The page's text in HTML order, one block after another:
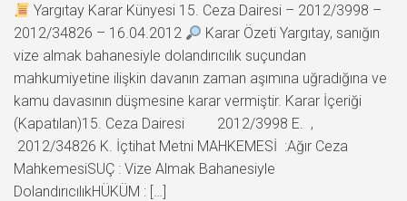
Yargıtay Karar Künyesi 15. Ceza Dairesi – 2012/3998 –
2012/34826 – 16.04.2012
Karar Özeti Yargıtay, sanığın
vize almak bahanesiyle dolandırıcılık suçundan
mahkumiyetine ilişkin davanın zaman aşımına uğradığına ve
kamu davasının düşmesine karar vermiştir. Karar İçeriği
(Kapatılan)15. Ceza Dairesi 2012/3998 E. ,
2012/34826 K. İçtihat Metni MAHKEMESİ :Ağır Ceza
MahkemesiSUÇ : Vize Almak Bahanesiyle
DolandırıcılıkHÜKÜM : […]